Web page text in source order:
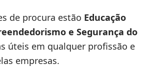
de procura estão Educação
e Segurança do
úteis em qualquer profissão e
empresas.